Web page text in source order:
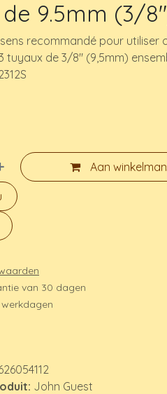
9.5mm (3/
recommandé pour utiliser
tuyaux de 3/8" (9,5mm)
Aan
van 30 dagen
John Guest